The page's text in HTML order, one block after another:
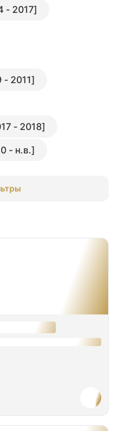
- 2017]
- 2011]
- 2018]
- н.в.]